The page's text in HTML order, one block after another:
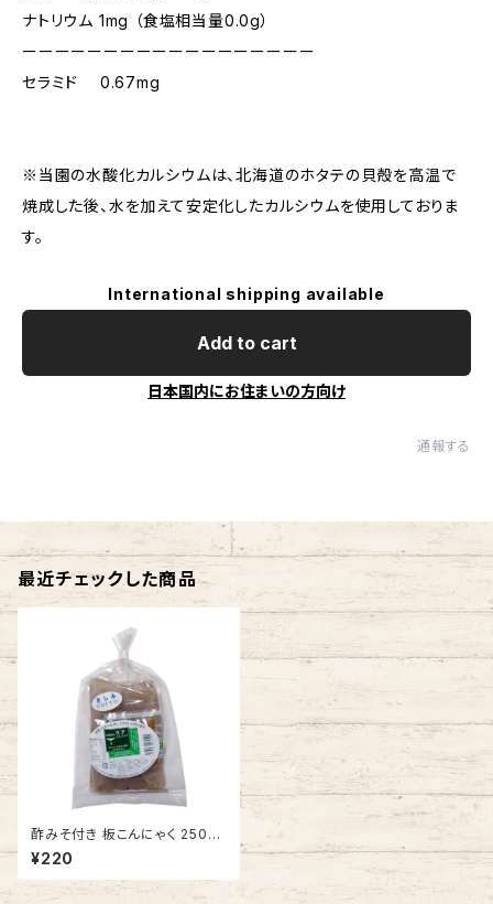
ナトリウム 1mg （食塩相当量0.0g）
ーーーーーーーーーーーーーーーーーー
セラミド 0.67mg
※当園の水酸化カルシウムは、北海道のホタテの貝殻を高温で
焼成した後、水を加えて安定化したカルシウムを使用しておりま
す。
International shipping available
Add to cart
日本国内にお住まいの方向け
通報する
最近チェックした商品
酢みそ付き 板こんにゃく 250g
【自園栽培 生芋こんにゃく】
¥220